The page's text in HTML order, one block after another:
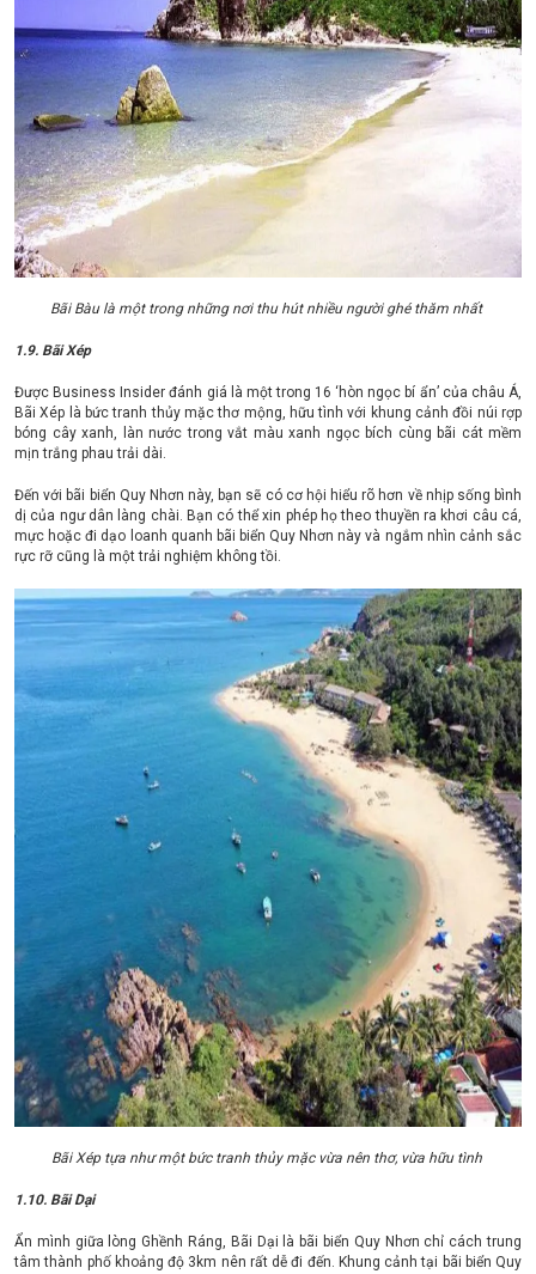
Bãi Bàu là một trong những nơi thu hút nhiều người ghé thăm nhất
1.9. Bãi Xép
Được Business Insider đánh giá là một trong 16 ‘hòn ngọc bí ẩn’ của châu Á,
Bãi Xép là bức tranh thủy mặc thơ mộng, hữu tình với khung cảnh đồi núi rợp
bóng cây xanh, làn nước trong vắt màu xanh ngọc bích cùng bãi cát mềm
mịn trắng phau trải dài.
Đến với bãi biển Quy Nhơn này, bạn sẽ có cơ hội hiểu rõ hơn về nhịp sống bình
dị của ngư dân làng chài. Bạn có thể xin phép họ theo thuyền ra khơi câu cá,
mực hoặc đi dạo loanh quanh bãi biển Quy Nhơn này và ngắm nhìn cảnh sắc
rực rỡ cũng là một trải nghiệm không tồi.
Bãi Xép tựa như một bức tranh thủy mặc vừa nên thơ, vừa hữu tình
1.10. Bãi Dại
Ẩn mình giữa lòng Ghềnh Ráng, Bãi Dại là bãi biển Quy Nhơn chỉ cách trung
tâm thành phố khoảng độ 3km nên rất dễ đi đến. Khung cảnh tại bãi biển Quy